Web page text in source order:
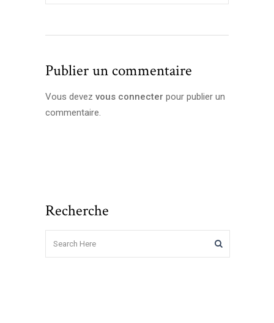
Publier un commentaire
Vous devez vous connecter pour publier un
commentaire.
Recherche